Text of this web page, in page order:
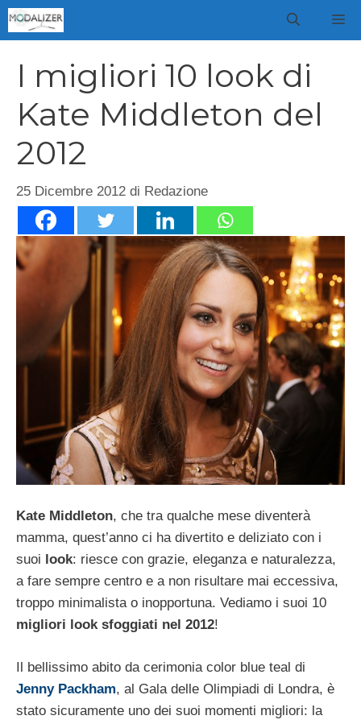
Vai
al
I migliori 10 look di
Kate Middleton del
2012
25 Dicembre 2012 di Redazione
Kate Middleton, che tra qualche mese diventerà
mamma, quest’anno ci ha divertito e deliziato con i
suoi look: riesce con grazie, eleganza e naturalezza,
a fare sempre centro e a non risultare mai eccessiva,
troppo minimalista o inopportuna. Vediamo i suoi 10
migliori look sfoggiati nel 2012!
Il bellissimo abito da cerimonia color blue teal di
Jenny Packham, al Gala delle Olimpiadi di Londra, è
stato sicuramente uno dei suoi momenti migliori: la